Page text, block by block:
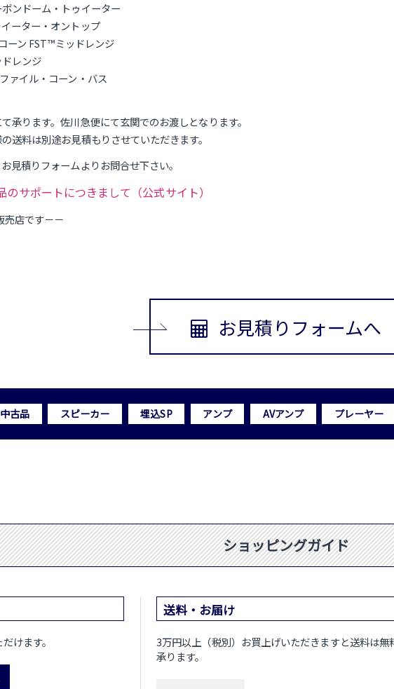
ンドーム・トゥイーター
ーター・オントップ
ーン FST™ミッドレンジ
レンジ
ァイル・コーン・バス
承ります。佐川急便にて玄関でのお渡しとなります。
送料は別途お見積もりさせていただきます。
見積りフォームよりお問合せ下さい。
サポートにつきまして（公式サイト）
売店です－－
お見積りフォームへ
中古品 スピーカー 埋込SP アンプ AVアンプ プレーヤー
ショッピングガイド
けます。
送料・お届け
3万円以上（税別）お買上げいただきますと送料は無
承ります。